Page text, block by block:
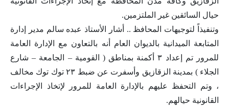
حيال السائقين غير الملتزمين.
وتنفيذاً لتوجيهات المحافظ .. أشار الأستاذ عبده سالم مدير إدارة
المتابعة الميدانية بالديوان العام أنه بالتعاون مع الإدارة العامة
للمرور تم إعداد ٣ أكمنة بمناطق ( القومية – الجامعة – شارع
الجلاء ) بمدينة الزقازيق وأسفرت عن ضبط ٢٣ توك توك مخالف
، وتم التحفظ عليهم بالإدارة العامة للمرور لإتخاذ الإجراءات
القانونية حيالهم.